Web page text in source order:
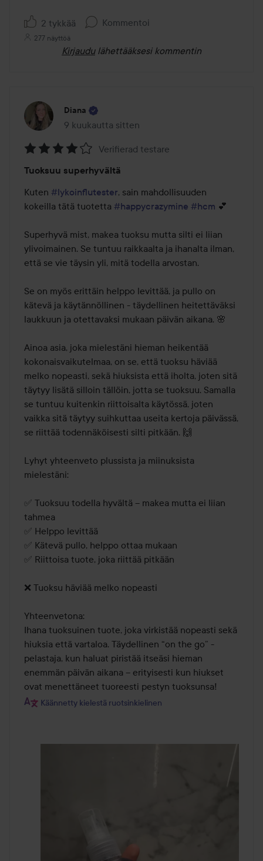
2 tykkää Kommentoi
277 näyttöä
Kirjaudu lähettääksesi kommentin
Diana
9 kuukautta sitten
Viesti luotiin 9 kuukautta sitten
4
/
5
Verifierad testare
Tuoksuu superhyvältä
Kuten #lykoinflutester, sain mahdollisuuden
kokeilla tätä tuotetta #happycrazymine #hcm 💕
Superhyvä mist, makea tuoksu mutta silti ei liian
ylivoimainen. Se tuntuu raikkaalta ja ihanalta ilman,
että se vie täysin yli, mitä todella arvostan.
Se on myös erittäin helppo levittää, ja pullo on
kätevä ja käytännöllinen - täydellinen heitettäväksi
laukkuun ja otettavaksi mukaan päivän aikana. 🌸
Ainoa asia, joka mielestäni hieman heikentää
kokonaisvaikutelmaa, on se, että tuoksu häviää
melko nopeasti, sekä hiuksista että iholta, joten sitä
täytyy lisätä silloin tällöin, jotta se tuoksuu. Samalla
se tuntuu kuitenkin riittoisalta käytössä, joten
vaikka sitä täytyy suihkuttaa useita kertoja päivässä,
se riittää todennäköisesti silti pitkään. 🙌
Lyhyt yhteenveto plussista ja miinuksista
mielestäni:
✅ Tuoksuu todella hyvältä – makea mutta ei liian
tahmea
✅ Helppo levittää
✅ Kätevä pullo, helppo ottaa mukaan
✅ Riittoisa tuote, joka riittää pitkään
❌ Tuoksu häviää melko nopeasti
Yhteenvetona:
Ihana tuoksuinen tuote, joka virkistää nopeasti sekä
hiuksia että vartaloa. Täydellinen “on the go” -
pelastaja, kun haluat piristää itseäsi hieman
enemmän päivän aikana – erityisesti kun hiukset
ovat menettäneet tuoreesti pestyn tuoksunsa!
Käännetty kielestä ruotsinkielinen